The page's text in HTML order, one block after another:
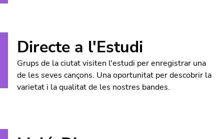
Directe a l'Estudi
Grups de la ciutat visiten l'estudi per enregistrar una
de les seves cançons. Una oportunitat per descobrir la
varietat i la qualitat de les nostres bandes.